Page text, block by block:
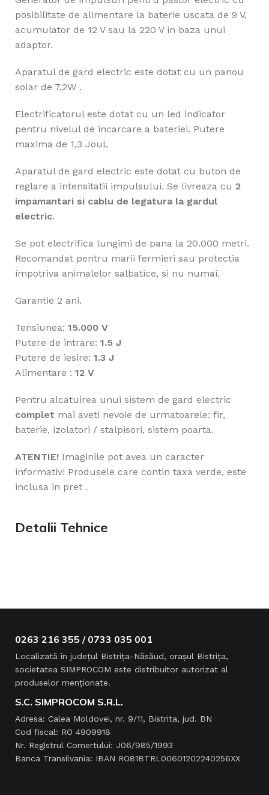
posibilitate de alimentare la baterie uscata de 9 V,
acumulator de 12 V sau la 220 V in baza unui
adaptor.
Aparatul de gard electric este dotat cu un panou
solar de 7,2W .
Electrificatorul este dotat cu un led indicator
pentru nivelul de incarcare a bateriei. Putere
maxima de 1,3 Joul.
Aparatul de gard electric este dotat cu buton de
reglare a intensitatii impulsului. Se livreaza cu 2
impamantari si cablu de legatura la gardul
electric.
Se pot electrifica lungimi de pana la 20.000 metri.
Recomandat pentru marii fermieri sau protectia
impotriva animalelor salbatice, si nu numai.
Garantie 2 ani.
Tensiunea: 15.000 V
Putere de intrare: 1.5 J
Putere de iesire: 1.3 J
Alimentare : 12 V
Pentru alcatuirea unui sistem de gard electric
complet mai aveti nevoie de urmatoarele: fir,
baterie, izolatori / stalpisori, sistem poarta.
ATENTIE! Imaginile pot avea un caracter
informativ! Produsele care contin taxa verde, este
inclusa in pret .
Detalii Tehnice
0263 216 355 / 0733 035 001
Localizată în judeţul Bistriţa-Năsăud, oraşul Bistriţa,
societatea SIMPROCOM este distribuitor autorizat al
produselor menţionate.
S.C. SIMPROCOM S.R.L.
Adresa: Calea Moldovei, nr. 9/11, Bistrita, jud. BN
Cod fiscal: RO 4909918
Nr. Registrul Comertului: J06/985/1993
Banca Transilvania: IBAN RO81BTRL00601202240256XX